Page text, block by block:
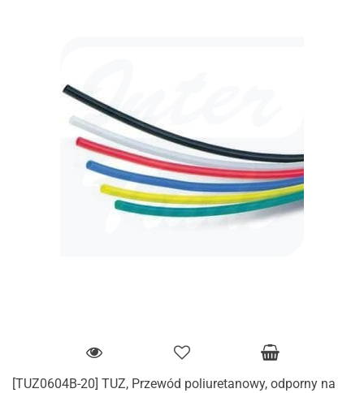
[TUZ0604B-20] TUZ, Przewód poliuretanowy, odporny na